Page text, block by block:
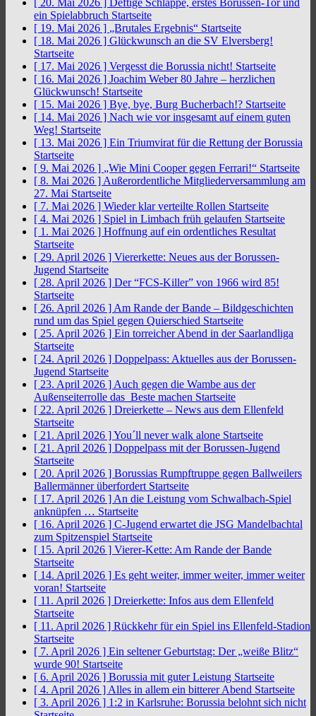
[ 20. Mai 2026 ] Deftige Schlappe, erstes Borussen-Tor und
ein Spielabbruch Startseite
[ 19. Mai 2026 ] „Brutales Ergebnis“ Startseite
[ 18. Mai 2026 ] Glückwunsch an die SV Elversberg!
Startseite
[ 17. Mai 2026 ] Vergesst die Borussia nicht! Startseite
[ 16. Mai 2026 ] Joachim Weber 80 Jahre – herzlichen
Glückwunsch! Startseite
[ 15. Mai 2026 ] Bye, bye, Burg Bucherbach!? Startseite
[ 14. Mai 2026 ] Nach wie vor insgesamt auf einem guten
Weg! Startseite
[ 13. Mai 2026 ] Ein Triumvirat für die Rettung der Borussia
Startseite
[ 9. Mai 2026 ] „Wie Mini Cooper gegen Ferrari!“ Startseite
[ 8. Mai 2026 ] Außerordentliche Mitgliederversammlung am
27. Mai Startseite
[ 7. Mai 2026 ] Wieder klar verteilte Rollen Startseite
[ 4. Mai 2026 ] Spiel in Limbach früh gelaufen Startseite
[ 1. Mai 2026 ] Hoffnung auf ein ordentliches Resultat
Startseite
[ 29. April 2026 ] Viererkette: Neues aus der Borussen-
Jugend Startseite
[ 28. April 2026 ] Der “FCS-Killer” von 1966 wird 85!
Startseite
[ 26. April 2026 ] Am Rande der Bande – Bildgeschichten
rund um das Spiel gegen Quierschied Startseite
[ 25. April 2026 ] Ein torreicher Abend in der Saarlandliga
Startseite
[ 24. April 2026 ] Doppelpass: Aktuelles aus der Borussen-
Jugend Startseite
[ 23. April 2026 ] Auch gegen die Wambe aus der
Außenseiterrolle das Beste machen Startseite
[ 22. April 2026 ] Dreierkette – News aus dem Ellenfeld
Startseite
[ 21. April 2026 ]You´ll never walk alone Startseite
[ 21. April 2026 ] Doppelpass mit der Borussen-Jugend
Startseite
[ 20. April 2026 ] Borussias Rumpftruppe gegen Ballweilers
Ballermänner überfordert Startseite
[ 17. April 2026 ] An die Leistung vom Schwalbach-Spiel
anknüpfen … Startseite
[ 16. April 2026 ] C-Jugend erwartet die JSG Mandelbachtal
zum Spitzenspiel Startseite
[ 15. April 2026 ] Vierer-Kette: Am Rande der Bande
Startseite
[ 14. April 2026 ] Es geht weiter, immer weiter, immer weiter
voran! Startseite
[ 11. April 2026 ] Dreierkette: Infos aus dem Ellenfeld
Startseite
[ 11. April 2026 ] Rückkehr für ein Spiel ins Ellenfeld-Stadion
Startseite
[ 7. April 2026 ] Ein seltener Geburtstag: Der „weiße Blitz“
wurde 90! Startseite
[ 6. April 2026 ] Borussia mit guter Leistung Startseite
[ 4. April 2026 ] Alles in allem ein bitterer Abend Startseite
[ 3. April 2026 ] 1:2 in Karlsruhe: Borussia belohnt sich nicht